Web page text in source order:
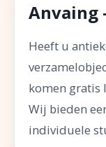
Anvaing
Heeft u
komen gratis
Wij bieden
individuele